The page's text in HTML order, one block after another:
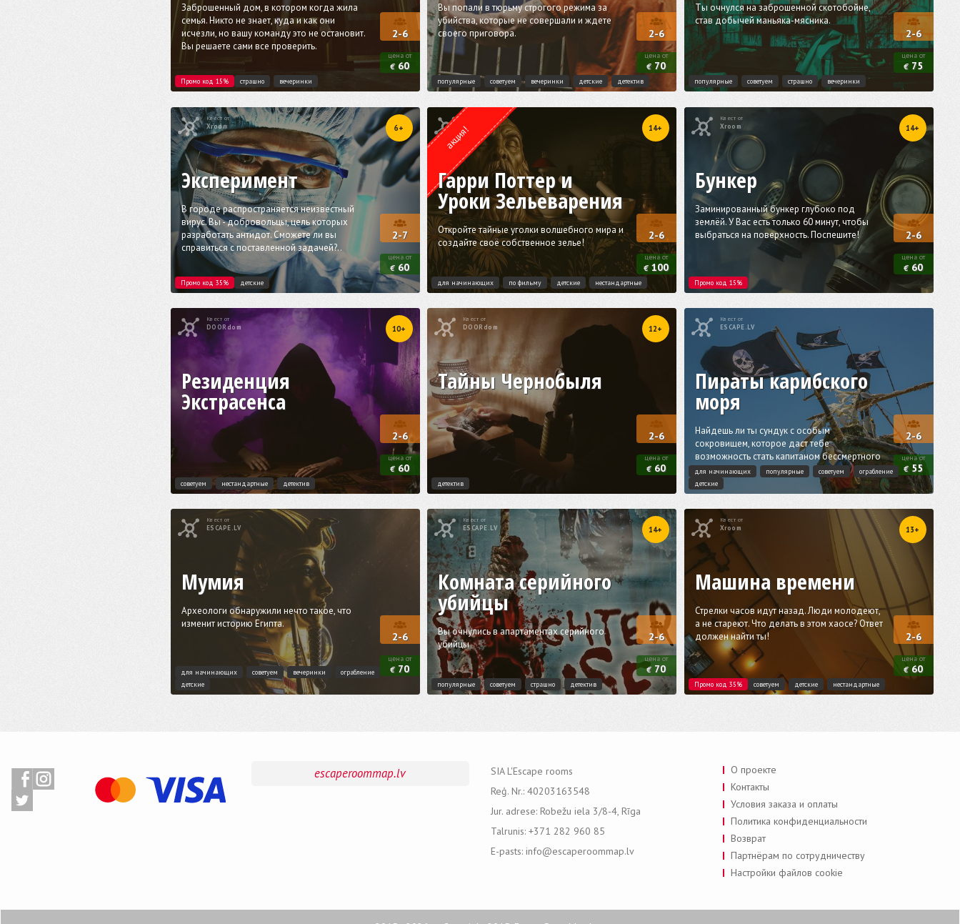
2-6
цена от
€ 60
Заброшенный дом, в котором когда жила
семья. Никто не знает, куда и как они
исчезли, но вашу команду это не остановит.
Вы решаете сами все проверить.
Промо код 15% страшно вечеринки
2-6
цена от
€ 70
Вы попали в тюрьму строгого режима за
убийства, которые не совершали и ждете
своего приговора.
популярные советуем вечеринки детские детектив
2-6
цена от
€ 75
Tы очнулся на заброшенной скотобойне,
став добычей маньяка-мясника.
популярные советуем страшно вечеринки
Квест от
Xroom 6+
2-7
цена от
€ 60
Эксперимент
В городе распространяется неизвестный
вирус. Вы - добровольцы, цель которых
разработать антидот. Сможете ли вы
справиться с поставленной задачей?..
Промо код 35% детские
Weasgley
акция! 14+
2-6
цена от
€ 100
Гарри Поттер и
Уроки Зельеварения
Откройте тайные уголки волшебного мира и
создайте своё собственное зелье!
для начинающих по фильму детские нестандартные
Квест от
Xroom 14+
2-6
цена от
€ 60
Бункер
Заминированный бункер глубоко под
землёй. У Вас есть только 60 минут, чтобы
выбраться на поверхность. Поспешите!
Промо код 15%
Квест от
DOORdom 10+
2-6
цена от
€ 60
Резиденция
Экстрасенса
советуем нестандартные детектив
Квест от
DOORdom 12+
2-6
цена от
€ 60
Тайны Чернобыля
детектив
Квест от
ESCAPE.LV
2-6
цена от
€ 55
Пираты карибского
моря
Найдешь ли ты сундук с особым
сокровищем, которое даст тебе
возможность стать капитаном бессмертного
корабля?
для начинающих популярные советуем
ограбление
детские
Квест от
ESCAPE.LV
2-6
цена от
€ 70
Мумия
Археологи обнаружили нечто такое, что
изменит историю Египта.
для начинающих советуем вечеринки
ограбление
детские
Квест от
ESCAPE.LV 14+
2-6
цена от
€ 70
Комната серийного
убийцы
Вы очнулись в апартаментах серийного
убийцы
популярные советуем страшно детектив
Квест от
Xroom 13+
2-6
цена от
€ 60
Машина времени
Стрелки часов идут назад. Люди молодеют,
а не стареют. Что делать в этом хаосе? Ответ
должен найти ты!
Промо код 35% советуем детские нестандартные
escaperoommap.lv
SIA L'Escape rooms
Reģ. Nr.: 40203163548
Jur. adrese: Robežu iela 3/8-4, Rīga
Talrunis: +371 282 960 85
E-pasts: info@escaperoommap.lv
О проекте
Контакты
Условия заказа и оплаты
Политика конфиденциальности
Возврат
Партнёрам по сотрудничеству
Настройки файлов cookie